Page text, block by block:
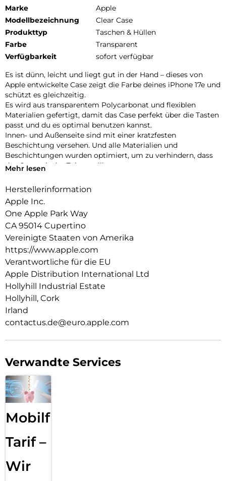
Marke
Apple
Modellbezeichnung
Clear Case
Produkttyp
Taschen & Hüllen
Farbe
Transparent
Verfügbarkeit
sofort verfügbar
Es ist dünn, leicht und liegt gut in der Hand – dieses von
Apple entwickelte Case zeigt die Farbe deines iPhone 17e und
schützt es gleichzeitig.
Es wird aus transparentem Poly­carbonat und flexiblen
Materialien gefertigt, damit das Case perfekt über die Tasten
passt und du es optimal benutzen kannst.
Innen‑ und Außenseite sind mit einer kratzfesten
Beschichtung versehen. Und alle Materialien und
Beschichtungen wurden optimiert, um zu verhindern, dass
das Case mit der Zeit vergilbt.
ausrichten, hält das Case ganz einfach und sorgt für
einfach im Case und docke dein MagSafe Ladegerät an oder
leg es auf dein Qi2 zertifiziertes Ladegerät.
Wie jedes von Apple entwickelte Case durchläuft es im Laufe
des Design‑ und Fertigungs­prozesses Tausende von
Teststunden. Deshalb sieht es nicht nur großartig aus,
sondern schützt dein iPhone auch vor Kratzern und bei
Stürzen.
Mehr lesen
Herstellerinformation
Apple Inc.
One Apple Park Way
CA 95014 Cupertino
Vereinigte Staaten von Amerika
https://www.apple.com
Verantwortliche für die EU
Apple Distribution International Ltd
Hollyhill Industrial Estate
Hollyhill, Cork
Irland
contactus.de@euro.apple.com
Verwandte Services
Mobilfunk
Tarif –
Wir